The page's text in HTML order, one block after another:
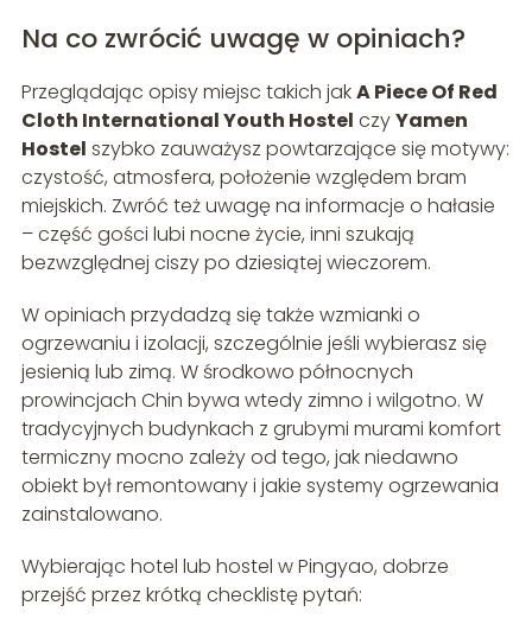
Na co zwrócić uwagę w opiniach?
Przeglądając opisy miejsc takich jakA Piece Of Red
Cloth International Youth Hostel czyYamen
Hostel szybko zauważysz powtarzające się motywy:
czystość, atmosfera, położenie względem bram
miejskich. Zwróć też uwagę na informacje o hałasie
– część gości lubi nocne życie, inni szukają
bezwzględnej ciszy po dziesiątej wieczorem.
W opiniach przydadzą się także wzmianki o
ogrzewaniu i izolacji, szczególnie jeśli wybierasz się
jesienią lub zimą. W środkowo północnych
prowincjach Chin bywa wtedy zimno i wilgotno. W
tradycyjnych budynkach z grubymi murami komfort
termiczny mocno zależy od tego, jak niedawno
obiekt był remontowany i jakie systemy ogrzewania
zainstalowano.
Wybierając hotel lub hostel w Pingyao, dobrze
przejść przez krótką checklistę pytań: